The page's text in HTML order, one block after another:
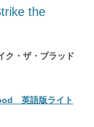
the
ク・ザ・ブラッド
英語版ライト